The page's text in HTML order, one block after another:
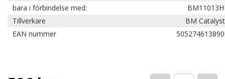
bara i förbindelse med:
Tillverkare
BM
EAN nummer